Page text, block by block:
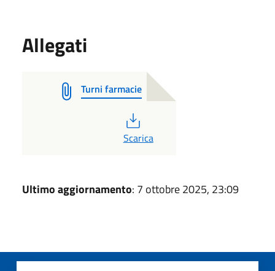
Allegati
Turni farmacie
PDF
Scarica
Ultimo aggiornamento: 7 ottobre 2025, 23:09